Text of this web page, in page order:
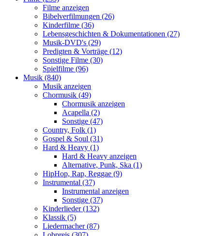
Filme anzeigen
Bibelverfilmungen (26)
Kinderfilme (36)
Lebensgeschichten & Dokumentationen (27)
Musik-DVD's (29)
Predigten & Vorträge (12)
Sonstige Filme (30)
Spielfilme (96)
Musik (840)
Musik anzeigen
Chormusik (49)
Chormusik anzeigen
Acapella (2)
Sonstige (47)
Country, Folk (1)
Gospel & Soul (31)
Hard & Heavy (1)
Hard & Heavy anzeigen
Alternative, Punk, Ska (1)
HipHop, Rap, Reggae (9)
Instrumental (37)
Instrumental anzeigen
Sonstige (37)
Kinderlieder (132)
Klassik (5)
Liedermacher (87)